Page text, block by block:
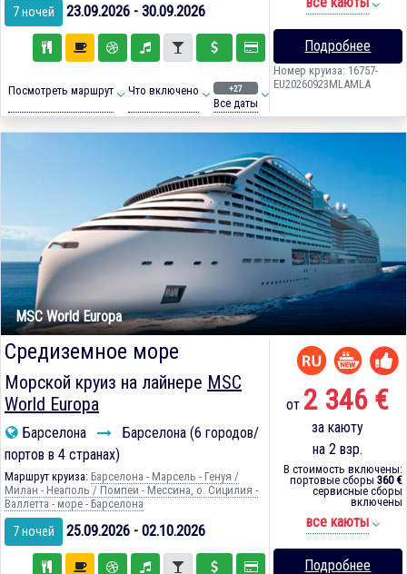
7 ночей 23.09.2026 - 30.09.2026
Посмотреть маршрут Что включено +27
Все даты
Подробнее
Номер круиза: 16757-
EU20260923MLAMLA
MSC World Europa
Средиземное море
Морской круиз на лайнере MSC
World Europa
Барселона
Барселона (6 городов/
портов в 4 странах)
Маршрут круиза: Барселона - Марсель - Генуя /
Милан - Неаполь / Помпеи - Мессина, о. Сицилия -
Валлетта - море - Барселона
7 ночей 25.09.2026 - 02.10.2026
от 2 346 €
за каюту
на 2 взр.
В стоимость включены:
портовые сборы 360 €
сервисные сборы
включены
все каюты
Подробнее